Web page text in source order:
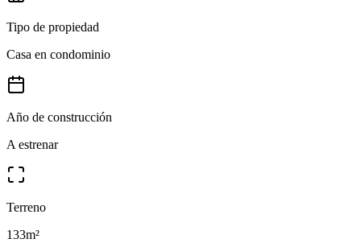
Tipo de propiedad
Casa en condominio
Año de construcción
A estrenar
Terreno
133m²